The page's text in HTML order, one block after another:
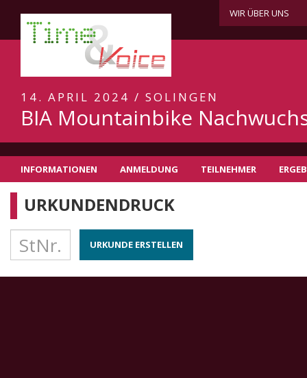
WIR ÜBER UNS
14. APRIL 2024 / SOLINGEN
BIA Mountainbike
INFORMATIONEN ANMELDUNG TEILNEHMER
URKUNDENDRUCK
URKUNDE ERSTELLEN